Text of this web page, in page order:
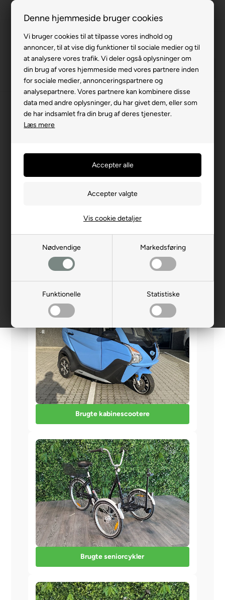
Denne hjemmeside bruger cookies
Vi bruger cookies til at tilpasse vores indhold og
annoncer, til at vise dig funktioner til sociale medier og til
at analysere vores trafik. Vi deler også oplysninger om
din brug af vores hjemmeside med vores partnere inden
for sociale medier, annonceringspartnere og
analysepartnere. Vores partnere kan kombinere disse
data med andre oplysninger, du har givet dem, eller som
de har indsamlet fra din brug af deres tjenester.
Læs mere
Nødvendige Markedsføring
Funktionelle Statistiske
Vis cookie detaljer
Brugte
Brugte kabinescootere
Brugte seniorcykler